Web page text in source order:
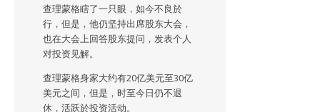
查理蒙格瞎了一只眼，如今不良於
行，但是，他仍坚持出席股东大会，
也在大会上回答股东提问，发表个人
对投资见解。
查理蒙格身家大约有20亿美元至30亿
美元之间，但是，时至今日仍不退
休，活跃於投资活动。